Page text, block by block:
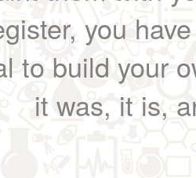
you
to build your
it was, it is,